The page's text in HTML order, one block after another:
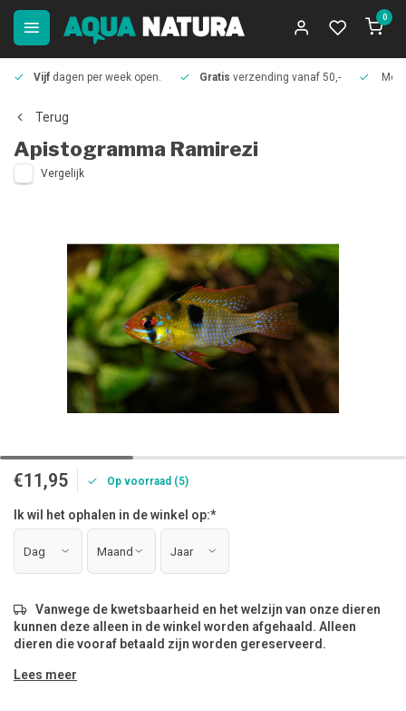
0
Vijf dagen per week open. Gratis verzending vanaf 50,-
Terug
Apistogramma Ramirezi
Vergelijk
€11,95 Op voorraad (5)
Ik wil het ophalen in de winkel op:*
Vanwege de kwetsbaarheid en het welzijn van onze dieren
kunnen deze alleen in de winkel worden afgehaald. Alleen
dieren die vooraf betaald zijn worden gereserveerd.
Lees meer